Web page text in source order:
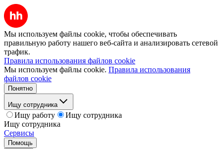
Мы используем файлы cookie, чтобы обеспечивать
правильную работу нашего веб-сайта и анализировать сетевой
трафик.
Правила использования файлов cookie
Мы используем файлы cookie. Правила использования
файлов cookie
Понятно
Ищу сотрудника
Ищу работу
Ищу сотрудника
Ищу сотрудника
Сервисы
Помощь